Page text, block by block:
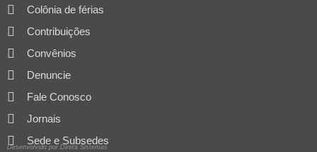
Colônia de férias
Contribuições
Convênios
Denuncie
Fale Conosco
Jornais
Sede e Subsedes
Desenvolvido por Direta Sistemas